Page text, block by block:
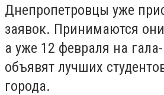
Днепропетровцы уже
заявок. Принимаются
а уже 12 февраля на
объявят лучших
города.